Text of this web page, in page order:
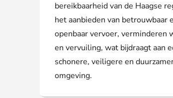
bereikbaarheid van de Haagse
het aanbieden van betrouwbaar
openbaar vervoer, verminderen
en vervuiling, wat bijdraagt aan
schonere, veiligere en
omgeving.